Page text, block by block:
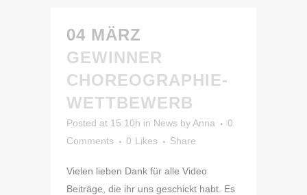
04 MÄRZ
GEWINNER
CHOREOGRAPHIE-
WETTBEWERB
Posted at 15:10h in News byAnna
0
Comments
0 Likes Share
Vielen lieben Dank für alle Video
Beiträge, die ihr uns geschickt habt. Es